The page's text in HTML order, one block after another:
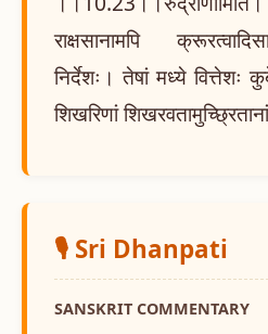
राक्षसानामपि
निर्देशः। तेषां मध्ये वित्तेशः
शिखरिणां
🎙️ Sri Dhanpati
SANSKRIT COMMENTARY